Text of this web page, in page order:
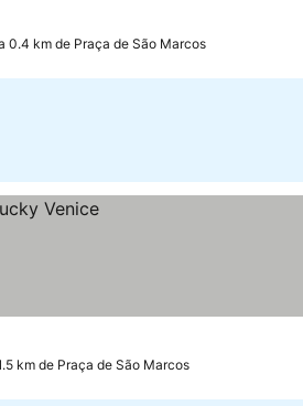
0.4 km de Praça de São Marcos
km de Praça de São Marcos